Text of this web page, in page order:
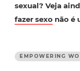
sexual? Veja
fazer sexo não é
EMPOWERING